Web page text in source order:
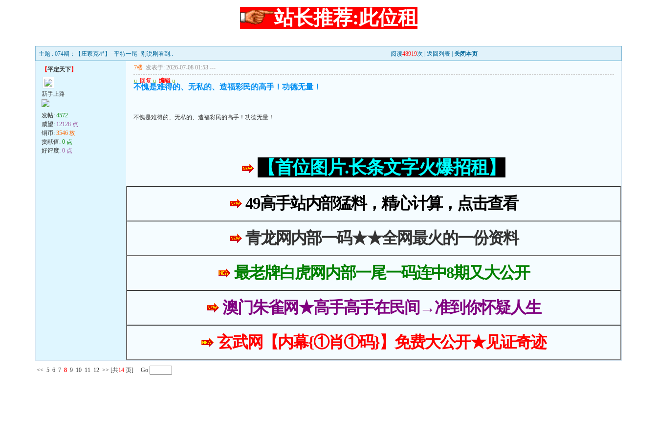
站长推荐:此位租
主题 : 074期：【庄家克星】=平特一尾=别说刚看到.. 阅读48919次 | 返回列表 关闭本页
【平定天下】
新手上路
发帖: 4572
威望: 12128 点
铜币: 3546 枚
贡献值: 0 点
好评度: 0 点
7楼 发表于: 2026-07-08 01:53 ---
u 回复 u 编辑 u
不愧是难得的、无私的、造福彩民的高手！功德无量！
不愧是难得的、无私的、造福彩民的高手！功德无量！
【首位图片.长条文字火爆招租】
49高手站内部猛料，精心计算，点击查看
青龙网内部一码★★全网最火的一份资料
最老牌白虎网内部一尾一码连中8期又大公开
澳门朱雀网★高手高手在民间→准到你怀疑人生
玄武网【内幕{①肖①码}】免费大公开★见证奇迹
<< 5 6 7 8 9 10 11 12 >> [共14 页] Go